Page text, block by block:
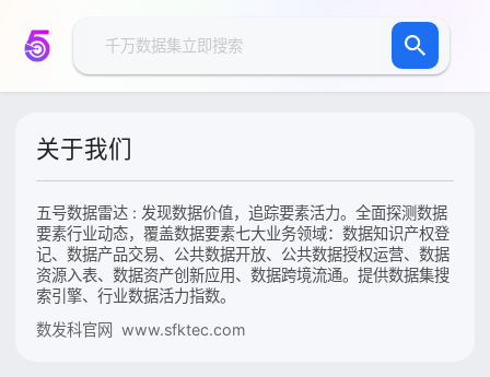
关于我们
五号数据雷达 : 发现数据价值，追踪要素活力。全面探测数据
要素行业动态，覆盖数据要素七大业务领域：数据知识产权登
记、数据产品交易、公共数据开放、公共数据授权运营、数据
资源入表、数据资产创新应用、数据跨境流通。提供数据集搜
索引擎、行业数据活力指数。
数发科官网 www.sfktec.com